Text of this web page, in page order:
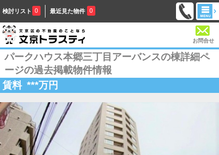
検討リスト 0 最近見た物件 0
お問合せ
パークハウス本郷三丁目アーバンスの棟詳細ペ
ージの過去掲載物件情報
賃料 ***万円